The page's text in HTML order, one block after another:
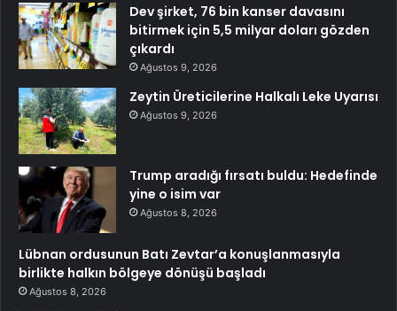
Dev şirket, 76 bin kanser davasını
bitirmek için 5,5 milyar doları gözden
çıkardı
Ağustos 9, 2026
Zeytin Üreticilerine Halkalı Leke Uyarısı
Ağustos 9, 2026
Trump aradığı fırsatı buldu: Hedefinde
yine o isim var
Ağustos 8, 2026
Lübnan ordusunun Batı Zevtar’a konuşlanmasıyla
birlikte halkın bölgeye dönüşü başladı
Ağustos 8, 2026